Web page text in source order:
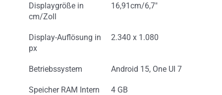
Displaygröße in
cm/Zoll
16,91cm/6,7"
Display-Auflösung in
px
2.340 x 1.080
Betriebssystem Android 15, One UI 7
Speicher RAM Intern 4 GB